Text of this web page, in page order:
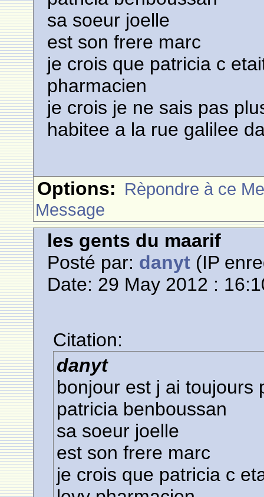
sa soeur joelle
est son frere marc
je crois que patricia c
pharmacien
je crois je ne sais pas
habitee a la rue galilee
Options: Rèpondre à ce
Message
les gents du maarif
Posté par: danyt (IP
Date: 29 May 2012 :
Citation:
danyt
bonjour est j ai toujours
patricia benboussan
sa soeur joelle
est son frere marc
je crois que patricia c